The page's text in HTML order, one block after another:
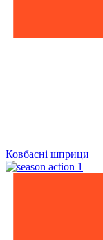
Ковбасні шприци